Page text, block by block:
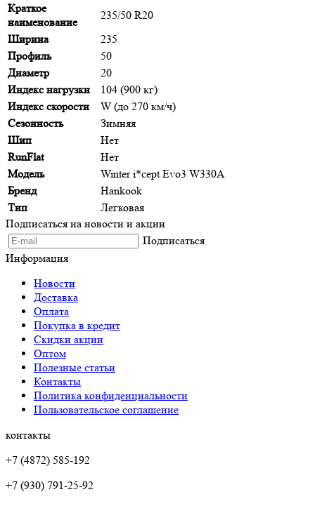
Краткое
наименование
235/50 R20
Ширина
235
Профиль
50
Диаметр
20
Индекс нагрузки
104 (900 кг)
Индекс скорости
W (до 270 км/ч)
Сезонность
Зимняя
Шип
Нет
RunFlat
Нет
Модель
Winter i*cept Evo3 W330A
Бренд
Hankook
Тип
Легковая
Подписаться на новости и акции
Подписаться
Информация
Новости
Доставка
Оплата
Покупка в кредит
Скидки акции
Оптом
Полезные статьи
Контакты
Политика конфиденциальности
Пользовательское соглашение
контакты
+7 (4872) 585-192
+7 (930) 791-25-92